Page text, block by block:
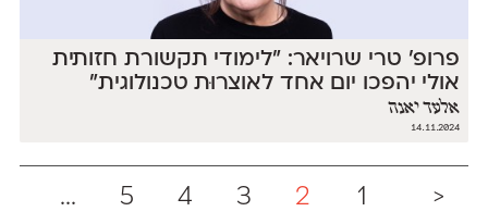
פרופ' טרי שרויאר: "לימודי תקשורת חזותית
אולי יהפכו יום אחד לאוצרוּת טכנולוגית"
אלעד יאנה
14.11.2024
<
1
2
3
4
5
...